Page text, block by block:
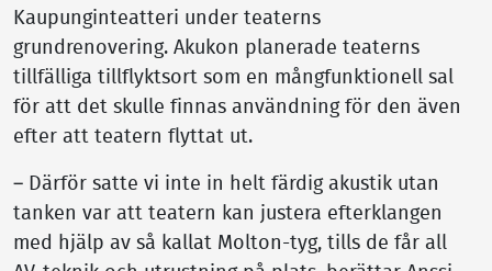
Kaupunginteatteri under teaterns
grundrenovering. Akukon planerade teaterns
tillfälliga tillflyktsort som en mångfunktionell sal
för att det skulle finnas användning för den även
efter att teatern flyttat ut.
– Därför satte vi inte in helt färdig akustik utan
tanken var att teatern kan justera efterklangen
med hjälp av så kallat Molton-tyg, tills de får all